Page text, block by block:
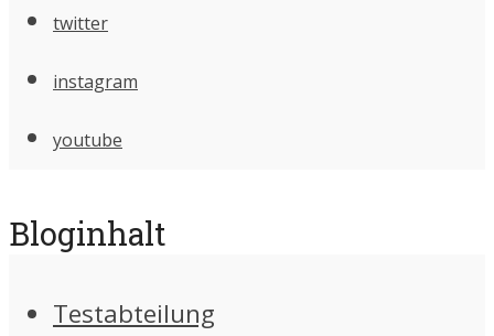
twitter
instagram
youtube
Bloginhalt
Testabteilung